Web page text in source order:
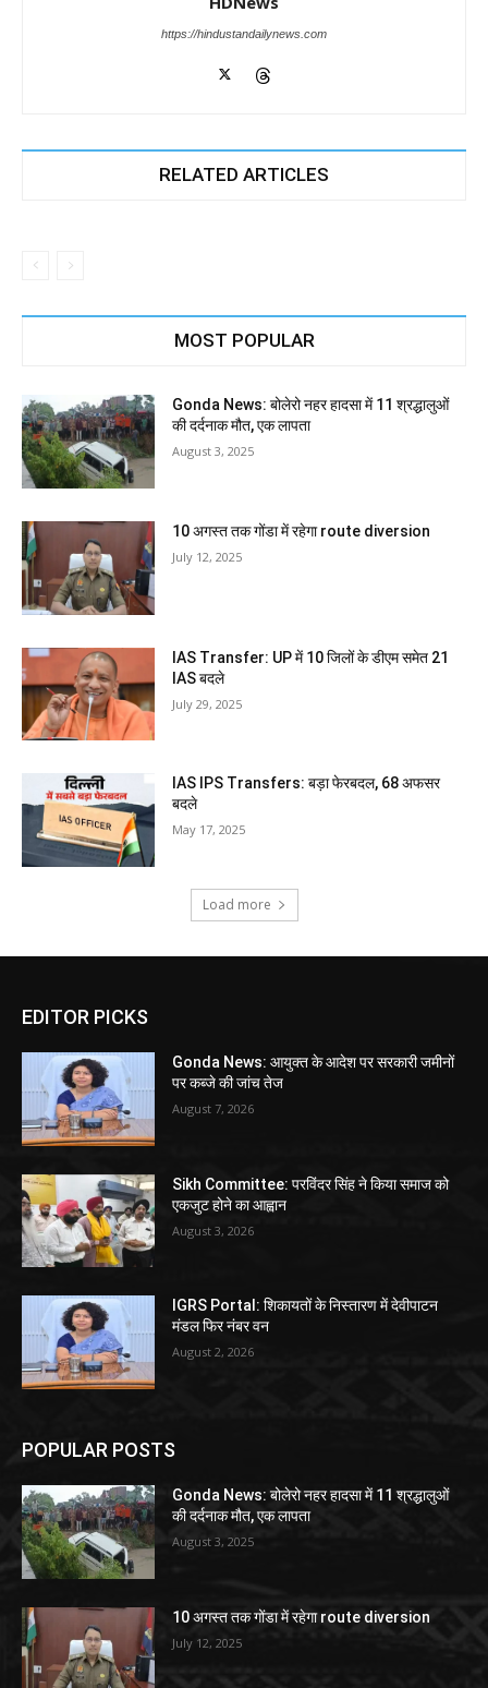
https://hindustandailynews.com
RELATED ARTICLES
MOST POPULAR
Gonda News: बोलेरो नहर हादसा में 11 श्रद्धालुओं
की दर्दनाक मौत, एक लापता
August 3, 2025
10 अगस्त तक गोंडा में रहेगा route diversion
July 12, 2025
IAS Transfer: UP में 10 जिलों के डीएम समेत 21
IAS बदले
July 29, 2025
IAS IPS Transfers: बड़ा फेरबदल, 68 अफसर
बदले
May 17, 2025
Load more
EDITOR PICKS
Gonda News: आयुक्त के आदेश पर सरकारी जमीनों
पर कब्जे की जांच तेज
August 7, 2026
Sikh Committee: परविंदर सिंह ने किया समाज को
एकजुट होने का आह्वान
August 3, 2026
IGRS Portal: शिकायतों के निस्तारण में देवीपाटन
मंडल फिर नंबर वन
August 2, 2026
POPULAR POSTS
Gonda News: बोलेरो नहर हादसा में 11 श्रद्धालुओं
की दर्दनाक मौत, एक लापता
August 3, 2025
10 अगस्त तक गोंडा में रहेगा route diversion
July 12, 2025